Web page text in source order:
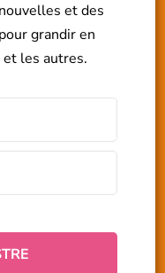
et des
grandir en
et les autres.